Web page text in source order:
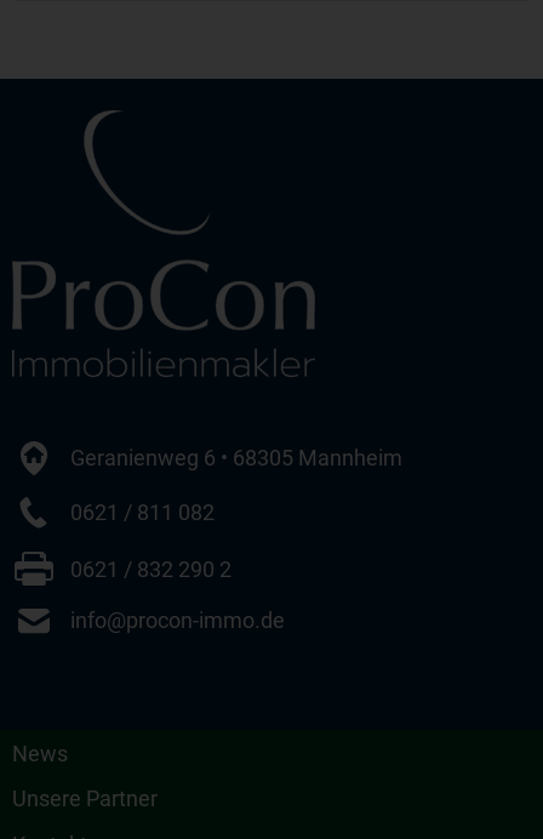
Geranienweg 6 • 68305 Mannheim
0621 / 811 082
0621 / 832 290 2
info@procon-immo.de
News
Unsere Partner